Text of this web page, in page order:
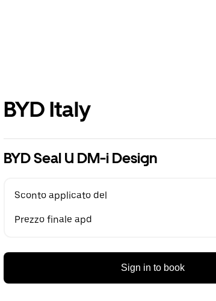
BYD Italy
BYD Seal U DM-i Design
Sconto applicato del
Prezzo finale apd
Sign in to book